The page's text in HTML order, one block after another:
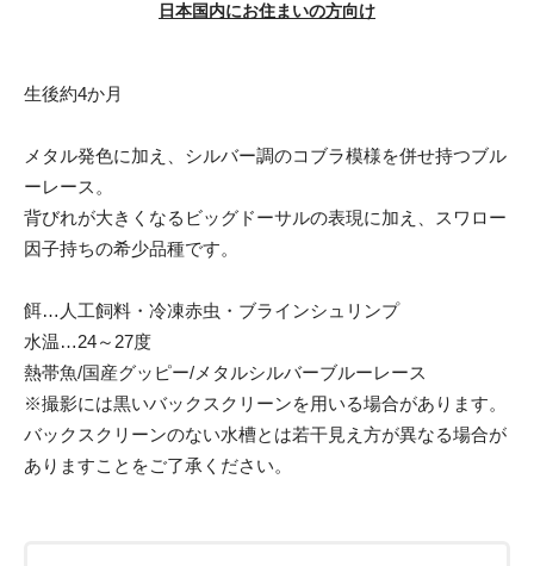
日本国内にお住まいの方向け
生後約4か月
メタル発色に加え、シルバー調のコブラ模様を併せ持つブル
ーレース。
背びれが大きくなるビッグドーサルの表現に加え、スワロー
因子持ちの希少品種です。
餌…人工飼料・冷凍赤虫・ブラインシュリンプ
水温…24～27度
熱帯魚/国産グッピー/メタルシルバーブルーレース
※撮影には黒いバックスクリーンを用いる場合があります。
バックスクリーンのない水槽とは若干見え方が異なる場合が
ありますことをご了承ください。